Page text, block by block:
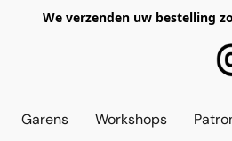
We verzenden uw bestelling
Garens Workshops